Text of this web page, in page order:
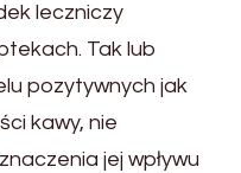
leczniczy
Tak lub
pozytywnych jak
kawy, nie
jej wpływu